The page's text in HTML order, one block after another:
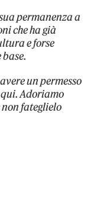
permanenza a
che ha già
e forse
un permesso
Adoriamo
fateglielo